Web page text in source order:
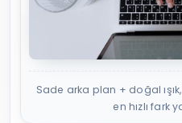
Sade arka plan + doğal
en hızlı fark